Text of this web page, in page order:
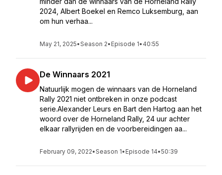
2024, Albert Boekel en Remco Luksemburg, aan
om hun verhaa...
May 21, 2025•Season 2• Episode 1• 40:55
De Winnaars 2021
Natuurlijk mogen de winnaars van de Horneland
Rally 2021 niet ontbreken in onze podcast
serie.Alexander Leurs en Bart den Hartog aan het
woord over de Horneland Rally, 24 uur achter
elkaar rallyrijden en de voorbereidingen aa...
February 09, 2022•Season 1• Episode 14•50:39